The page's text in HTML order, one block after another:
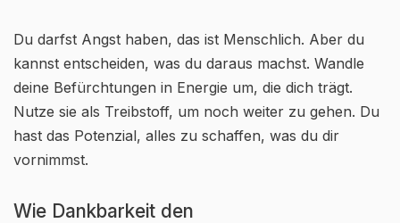
Du darfst Angst haben, das ist Menschlich. Aber du
kannst entscheiden, was du daraus machst. Wandle
deine Befürchtungen in Energie um, die dich trägt.
Nutze sie als Treibstoff, um noch weiter zu gehen. Du
hast das Potenzial, alles zu schaffen, was du dir
vornimmst.
Wie Dankbarkeit den